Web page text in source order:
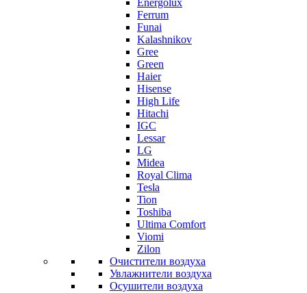
Energolux
Ferrum
Funai
Kalashnikov
Gree
Grеen
Haier
Hisense
High Life
Hitachi
IGC
Lessar
LG
Midea
Royal Clima
Tesla
Tion
Toshiba
Ultima Comfort
Viomi
Zilon
Очистители воздуха
Увлажнители воздуха
Осушители воздуха